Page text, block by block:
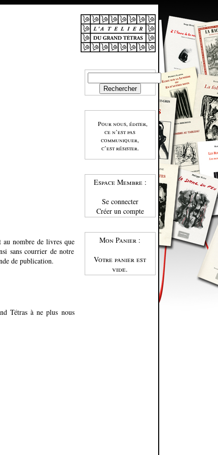
Pour nous, éditer,
ce n’est pas
communiquer,
c’est résister.
Espace Membre :
Se connecter
Créer un compte
Mon Panier :
Votre panier est
vide.
au nombre de livres que
sans courrier de notre
de publication.
Tétras à ne plus nous